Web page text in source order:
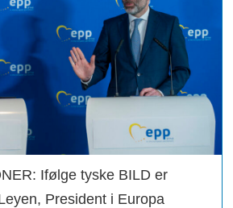
Ifølge tyske BILD er
President i Europa